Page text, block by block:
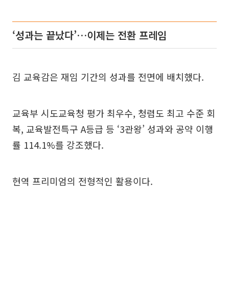
‘성과는 끝났다’…이제는 전환 프레임
김 교육감은 재임 기간의 성과를 전면에 배치했다.
교육부 시도교육청 평가 최우수, 청렴도 최고 수준 회
복, 교육발전특구 A등급 등 ‘3관왕’ 성과와 공약 이행
률 114.1%를 강조했다.
현역 프리미엄의 전형적인 활용이다.